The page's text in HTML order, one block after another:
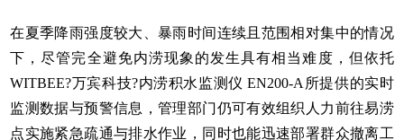
在夏季降雨强度较大、暴雨时间连续且范围相对集中的情况
下，尽管完全避免内涝现象的发生具有相当难度，但依托
WITBEE?万宾科技?内涝积水监测仪 EN200-A所提供的实时
监测数据与预警信息，管理部门仍可有效组织人力前往易涝
点实施紧急疏通与排水作业，同时也能迅速部署群众撤离工